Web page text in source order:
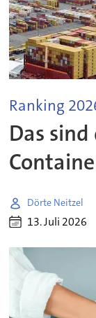
Ranking
Das
Dörte Neitzel
13. Juli 2026